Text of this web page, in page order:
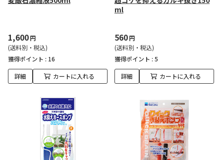
1,600円
(送料別・税込)
獲得ポイント : 16
詳細 カートに入れる
ml
560円
(送料別・税込)
獲得ポイント : 5
詳細 カートに入れる